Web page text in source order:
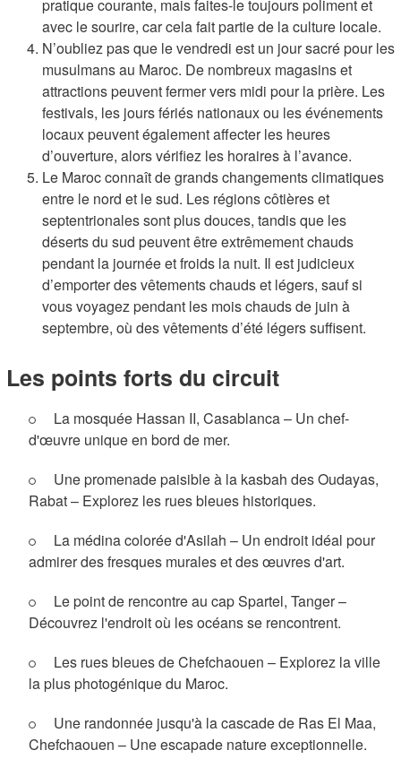
pratique courante, mais faites-le toujours poliment et
avec le sourire, car cela fait partie de la culture locale.
N’oubliez pas que le vendredi est un jour sacré pour les
musulmans au Maroc. De nombreux magasins et
attractions peuvent fermer vers midi pour la prière. Les
festivals, les jours fériés nationaux ou les événements
locaux peuvent également affecter les heures
d’ouverture, alors vérifiez les horaires à l’avance.
Le Maroc connaît de grands changements climatiques
entre le nord et le sud. Les régions côtières et
septentrionales sont plus douces, tandis que les
déserts du sud peuvent être extrêmement chauds
pendant la journée et froids la nuit. Il est judicieux
d’emporter des vêtements chauds et légers, sauf si
vous voyagez pendant les mois chauds de juin à
septembre, où des vêtements d’été légers suffisent.
Les points forts du circuit
La mosquée Hassan II, Casablanca – Un chef-
d'œuvre unique en bord de mer.
Une promenade paisible à la kasbah des Oudayas,
Rabat – Explorez les rues bleues historiques.
La médina colorée d'Asilah – Un endroit idéal pour
admirer des fresques murales et des œuvres d'art.
Le point de rencontre au cap Spartel, Tanger –
Découvrez l'endroit où les océans se rencontrent.
Les rues bleues de Chefchaouen – Explorez la ville
la plus photogénique du Maroc.
Une randonnée jusqu'à la cascade de Ras El Maa,
Chefchaouen – Une escapade nature exceptionnelle.